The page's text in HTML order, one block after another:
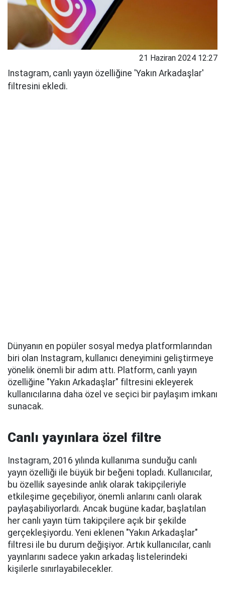
21 Haziran 2024 12:27
Instagram, canlı yayın özelliğine 'Yakın Arkadaşlar'
filtresini ekledi.
Dünyanın en popüler sosyal medya platformlarından
biri olan Instagram, kullanıcı deneyimini geliştirmeye
yönelik önemli bir adım attı. Platform, canlı yayın
özelliğine "Yakın Arkadaşlar" filtresini ekleyerek
kullanıcılarına daha özel ve seçici bir paylaşım imkanı
sunacak.
Canlı yayınlara özel filtre
Instagram, 2016 yılında kullanıma sunduğu canlı
yayın özelliği ile büyük bir beğeni topladı. Kullanıcılar,
bu özellik sayesinde anlık olarak takipçileriyle
etkileşime geçebiliyor, önemli anlarını canlı olarak
paylaşabiliyorlardı. Ancak bugüne kadar, başlatılan
her canlı yayın tüm takipçilere açık bir şekilde
gerçekleşiyordu. Yeni eklenen "Yakın Arkadaşlar"
filtresi ile bu durum değişiyor. Artık kullanıcılar, canlı
yayınlarını sadece yakın arkadaş listelerindeki
kişilerle sınırlayabilecekler.